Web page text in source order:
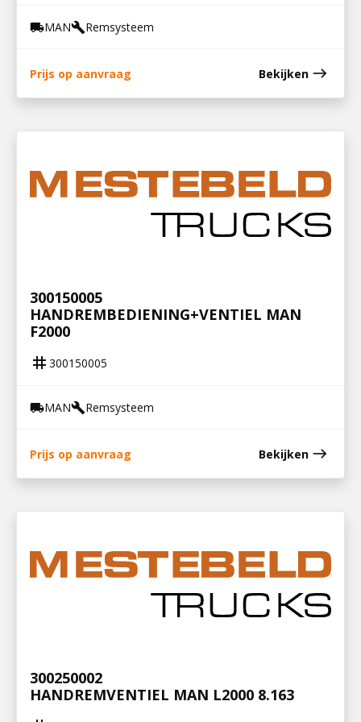
local_shippingMANbuildRemsysteem
Prijs op aanvraag Bekijken east
300150005
HANDREMBEDIENING+VENTIEL MAN
F2000
tag 300150005
local_shippingMANbuildRemsysteem
Prijs op aanvraag Bekijken east
300250002
HANDREMVENTIEL MAN L2000 8.163